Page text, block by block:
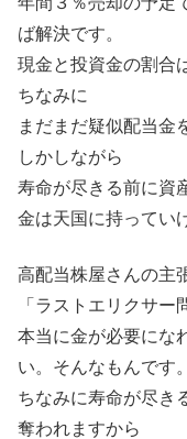
ば解決です。
現金と投資金の割合
ちなみに
まだまだ疑似配当金
しかしながら
寿命が尽きる前に資
金は天国に持ってい
高配当株屋さんの主
「ラストエリクサー
本当に金が必要にな
い。そんなもんです。
ちなみに寿命が尽き
奪われますから